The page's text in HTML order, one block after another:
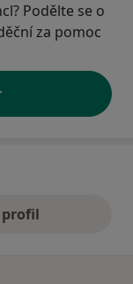
Podělte se o
za pomoc